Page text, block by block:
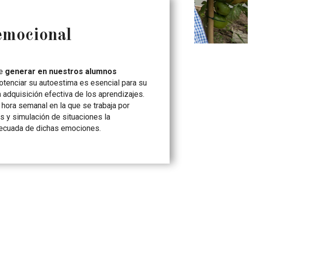
generar en nuestros alumnos
su autoestima es esencial para su
adquisición efectiva de los aprendizajes.
semanal en la que se trabaja por
y simulación de situaciones la
de dichas emociones.